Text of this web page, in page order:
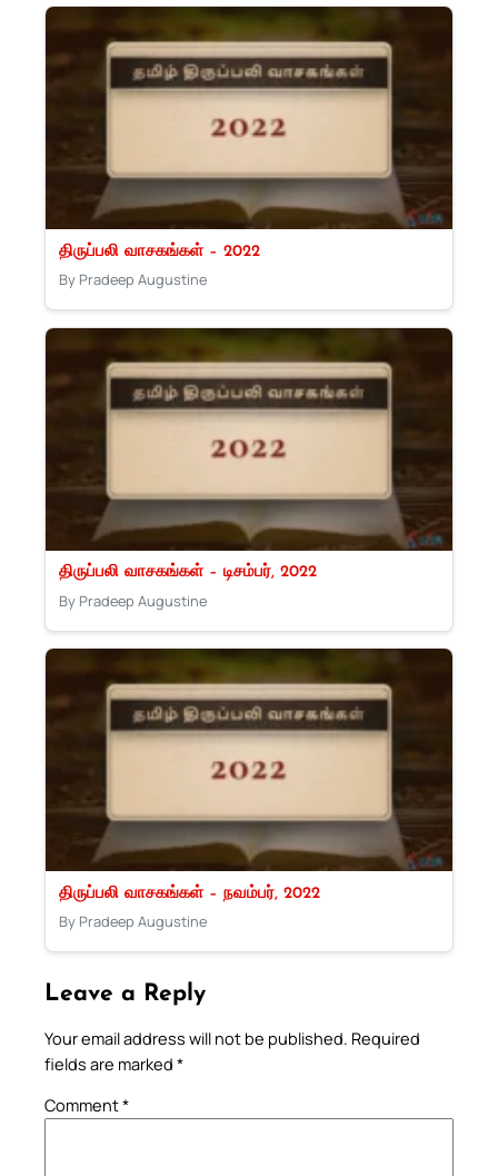
திருப்பலி வாசகங்கள் – 2022
By Pradeep Augustine
திருப்பலி வாசகங்கள் – டிசம்பர், 2022
By Pradeep Augustine
திருப்பலி வாசகங்கள் – நவம்பர், 2022
By Pradeep Augustine
Leave a Reply
Your email address will not be published. Required
fields are marked *
Comment*